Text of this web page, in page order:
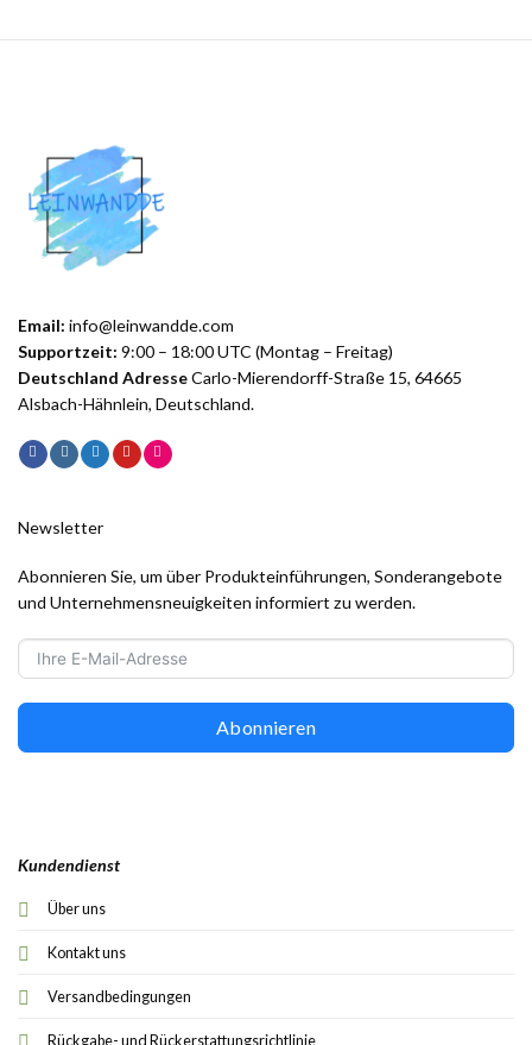
Email: info@leinwandde.com
Supportzeit: 9:00 – 18:00 UTC (Montag – Freitag)
Deutschland AdresseCarlo-Mierendorff-Straße 15, 64665
Alsbach-Hähnlein, Deutschland.
Kundendienst
Über uns
Kontakt uns
Versandbedingungen
Rückgabe- und Rückerstattungsrichtlinie
Newsletter
Abonnieren Sie, um über Produkteinführungen, Sonderangebote
und Unternehmensneuigkeiten informiert zu werden.
Abonnieren